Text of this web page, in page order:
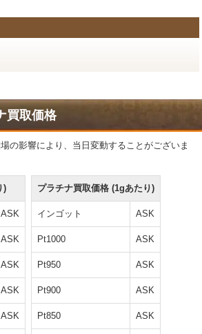
買取価格
の影響により、当日変動することがございま
)
ASK
ASK
ASK
ASK
ASK
プラチナ買取価格 (1gあたり)
インゴット ASK
Pt1000 ASK
Pt950 ASK
Pt900 ASK
Pt850 ASK